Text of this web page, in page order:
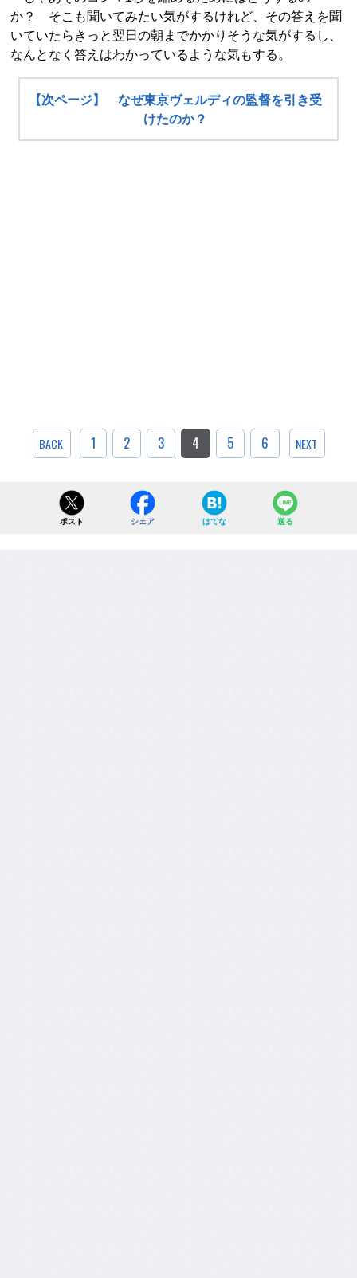
か？ そこも聞いてみたい気がするけれど、その答えを聞
いていたらきっと翌日の朝までかかりそうな気がするし、
なんとなく答えはわかっているような気もする。
【次ページ】 なぜ東京ヴェルディの監督を引き受
けたのか？
BACK 1 2 3 4 5 6 NEXT
ポスト シェア はてな 送る